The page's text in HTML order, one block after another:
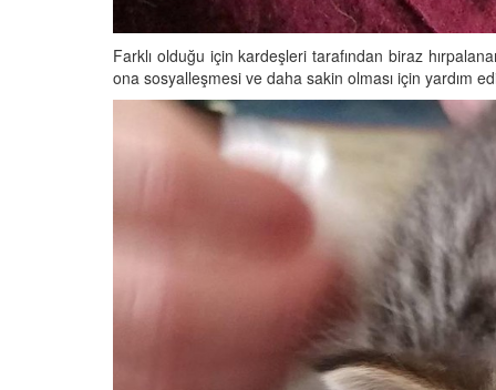
Farklı olduğu için kardeşleri tarafından biraz
ona sosyalleşmesi ve daha sakin olması için yardım